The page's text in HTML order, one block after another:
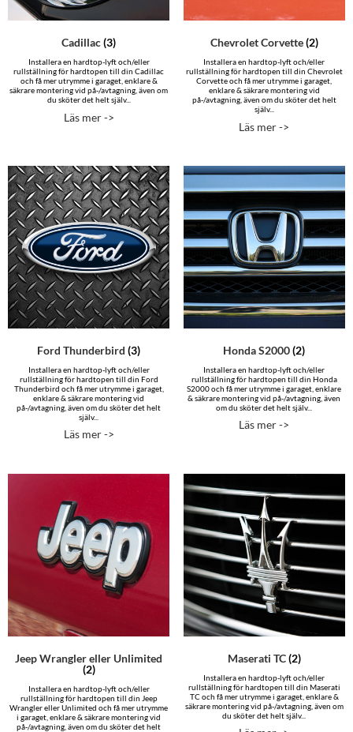
Cadillac(3)
Installera en hardtop-lyft och/eller
rullställning för hardtopen till din Cadillac
och få mer utrymme i garaget, enklare &
säkrare montering vid på-/avtagning, även om
du sköter det helt själv...
Läs mer ->
Chevrolet Corvette(2)
Installera en hardtop-lyft och/eller
rullställning för hardtopen till din Chevrolet
Corvette och få mer utrymme i garaget,
enklare & säkrare montering vid
på-/avtagning, även om du sköter det helt
själv...
Läs mer ->
Ford Thunderbird(3)
Installera en hardtop-lyft och/eller
rullställning för hardtopen till din Ford
Thunderbird och få mer utrymme i garaget,
enklare & säkrare montering vid
på-/avtagning, även om du sköter det helt
själv...
Läs mer ->
Honda S2000(2)
Installera en hardtop-lyft och/eller
rullställning för hardtopen till din Honda
S2000 och få mer utrymme i garaget, enklare
& säkrare montering vid på-/avtagning, även
om du sköter det helt själv...
Läs mer ->
Jeep Wrangler eller Unlimited
(2)
Installera en hardtop-lyft och/eller
rullställning för hardtopen till din Jeep
Wrangler eller Unlimited och få mer utrymme
i garaget, enklare & säkrare montering vid
på-/avtagning, även om du sköter det helt
Maserati TC(2)
Installera en hardtop-lyft och/eller
rullställning för hardtopen till din Maserati
TC och få mer utrymme i garaget, enklare &
säkrare montering vid på-/avtagning, även om
du sköter det helt själv...